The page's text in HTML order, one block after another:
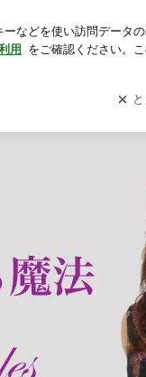
DNAアクティベー
ログイン